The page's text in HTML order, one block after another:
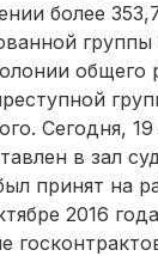
более
общего
Сегодня,
в зал
принят на
2016